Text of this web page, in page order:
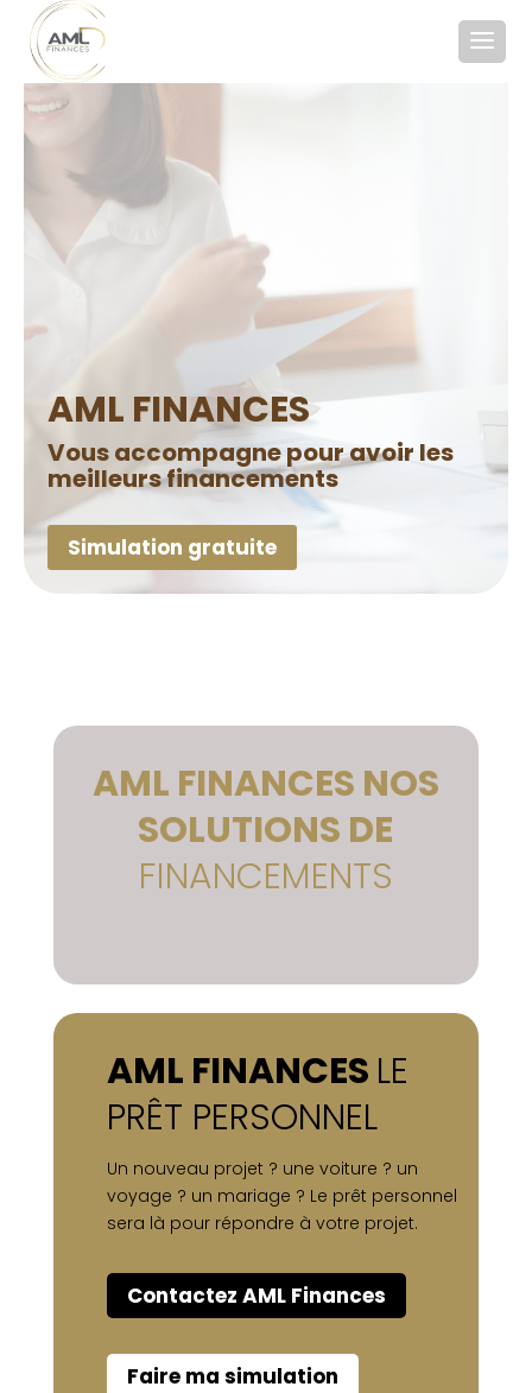
Simulation gratuite
AML FINANCES
Vous accompagne pour avoir les
meilleurs financements
Simulation gratuite
AML FINANCES NOS
SOLUTIONS DE
FINANCEMENTS
AML FINANCES LE
PRÊT PERSONNEL
Un nouveau projet ? une voiture ? un
voyage ? un mariage ? Le prêt personnel
sera là pour répondre à votre projet.
Contactez AML Finances
Faire ma simulation